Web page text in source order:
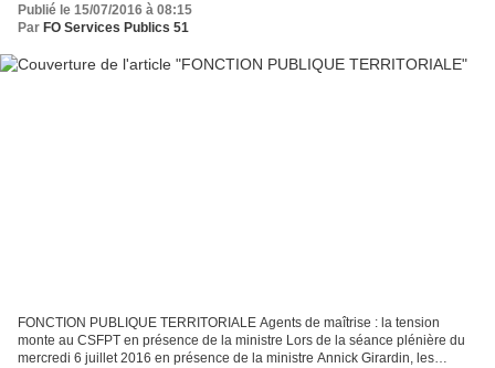
Publié le 15/07/2016 à 08:15
Par FO Services Publics 51
FONCTION PUBLIQUE TERRITORIALE Agents de maîtrise : la tension
monte au CSFPT en présence de la ministre Lors de la séance plénière du
mercredi 6 juillet 2016 en présence de la ministre Annick Girardin, les